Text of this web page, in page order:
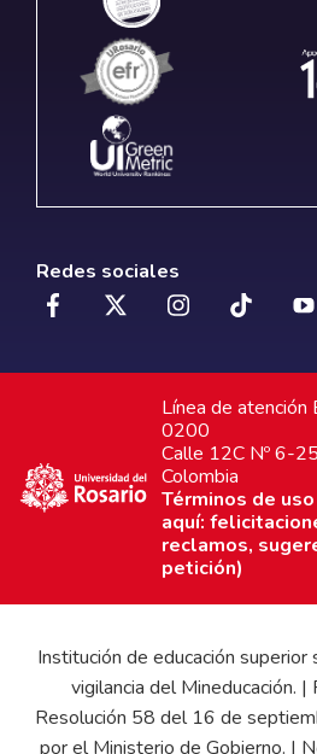
Redes sociales
Línea de
0200
Calle 12C Nº 6-
Colombia
Términos de uso
aquí:
reclamos,
petición)
Institución de educación superior
vigilancia del Mineducación. |
Resolución 58 del 16 de
por el Ministerio de Gobierno. |